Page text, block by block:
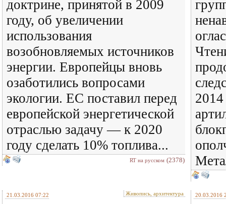
доктрине, принятой в 2009
году, об увеличении
использования
возобновляемых источников
энергии. Европейцы вновь
озаботились вопросами
экологии. ЕС поставил перед
европейской энергетической
отраслью задачу — к 2020
году сделать 10% топлива...
RT на русском (2378)
2014
21.03.2016 07:22 Живопись, архитектура 20.03.2016